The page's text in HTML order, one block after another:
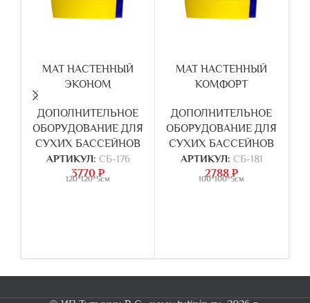
МАТ НАСТЕННЫЙ
ЭКОНОМ
ДОПОЛНИТЕЛЬНОЕ
ОБОРУДОВАНИЕ ДЛЯ
СУХИХ БАССЕЙНОВ
АРТИКУЛ: СБ-176
3770₽
120*120*5см
МАТ НАСТЕННЫЙ
КОМФОРТ
ДОПОЛНИТЕЛЬНОЕ
ОБОРУДОВАНИЕ ДЛЯ
СУХИХ БАССЕЙНОВ
АРТИКУЛ: СБ-181
2788₽
100*100*5см